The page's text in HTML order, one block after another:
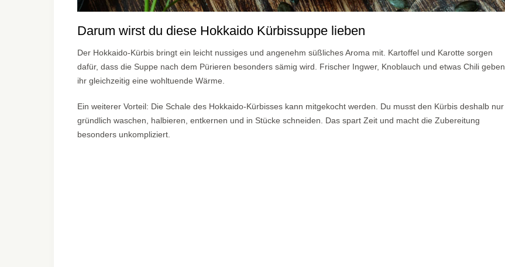
Darum wirst du diese Hokkaido Kürbissuppe lieben
Der Hokkaido-Kürbis bringt ein leicht nussiges und angenehm süßliches Aroma mit. Kartoffel und Karotte sorgen
dafür, dass die Suppe nach dem Pürieren besonders sämig wird. Frischer Ingwer, Knoblauch und etwas Chili geben
ihr gleichzeitig eine wohltuende Wärme.
Ein weiterer Vorteil: Die Schale des Hokkaido-Kürbisses kann mitgekocht werden. Du musst den Kürbis deshalb nur
gründlich waschen, halbieren, entkernen und in Stücke schneiden. Das spart Zeit und macht die Zubereitung
besonders unkompliziert.